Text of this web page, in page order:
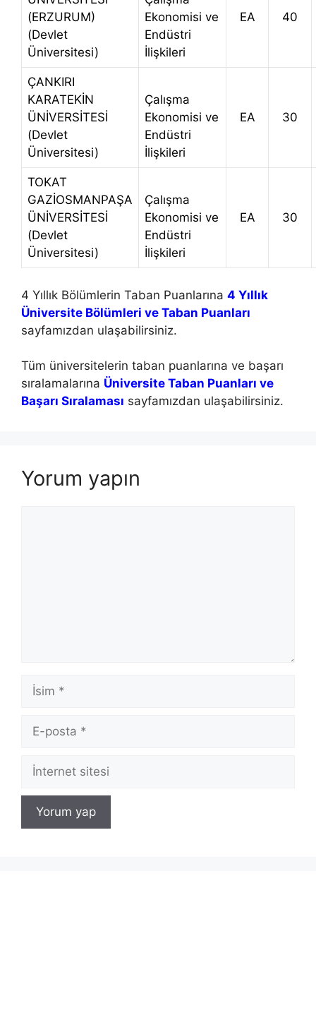
(ERZURUM)
(Devlet
Üniversitesi)
Ekonomisi ve
Endüstri
İlişkileri
EA 40
ÇANKIRI
KARATEKİN
ÜNİVERSİTESİ
(Devlet
Üniversitesi)
Çalışma
Ekonomisi ve
Endüstri
İlişkileri
EA 30
TOKAT
GAZİOSMANPAŞA
ÜNİVERSİTESİ
(Devlet
Üniversitesi)
Çalışma
Ekonomisi ve
Endüstri
İlişkileri
EA 30
4 Yıllık Bölümlerin Taban Puanlarına 4 Yıllık
Üniversite Bölümleri ve Taban Puanları
sayfamızdan ulaşabilirsiniz.
Tüm üniversitelerin taban puanlarına ve başarı
sıralamalarına Üniversite Taban Puanları ve
Başarı Sıralaması sayfamızdan ulaşabilirsiniz.
Yorum yapın
İsim
posta
İnternet